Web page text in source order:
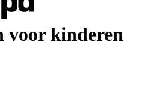
voor kinderen